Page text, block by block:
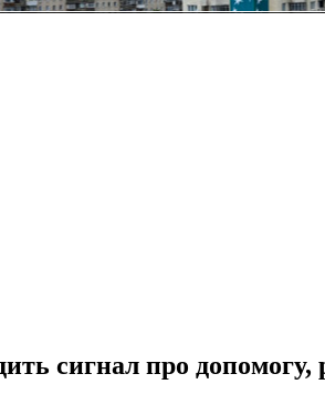
сигнал про допомогу,